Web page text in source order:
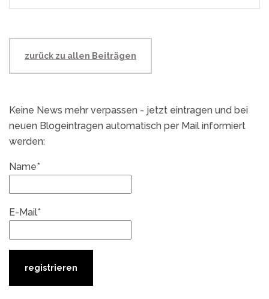
zurück zu allen Beiträgen
Keine News mehr verpassen - jetzt eintragen und bei
neuen Blogeintragen automatisch per Mail informiert
werden:
Name*
E-Mail*